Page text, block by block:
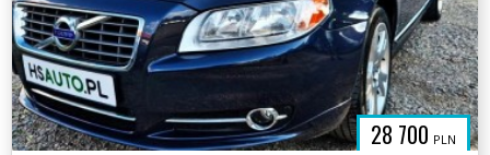
28 700 PLN